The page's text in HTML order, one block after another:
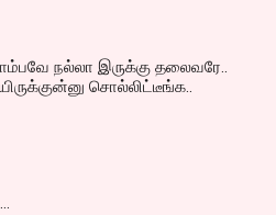
நல்லா இருக்கு தலைவரே..
சொல்லிட்டீங்க..